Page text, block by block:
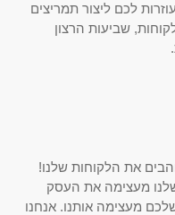
לכם ליצור תמריצים
שביעות הרצון
את הלקוחות שלנו!
מעצימה את העסק
מעצימה אותנו. אנחנו